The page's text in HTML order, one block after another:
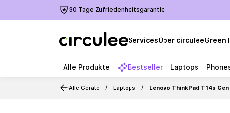
30 Tage Zufriedenheitsgarantie
ServicesÜber circuleeGreen
Alle Produkte Bestseller Laptops
Alle Geräte Laptops Lenovo ThinkPad T14s Gen